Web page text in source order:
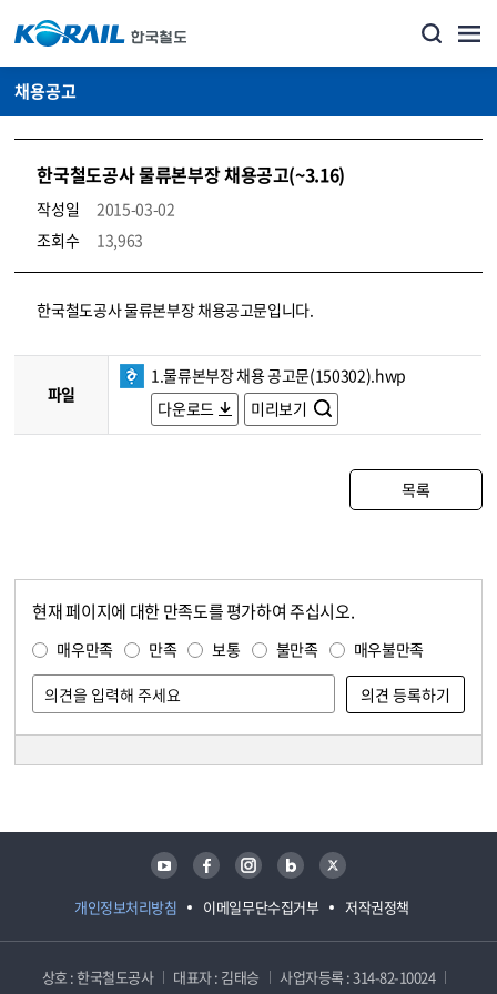
채용공고
한국철도공사 물류본부장 채용공고(~3.16)
작성일
2015-03-02
조회수
13,963
코레일소개_경영공시_채용공고 상세보기 – 내용, 파일, 담당자 연락처로 구성
한국철도공사 물류본부장 채용공고문입니다.
파일
1.물류본부장 채용 공고문(150302).hwp
다운로드
미리보기
목록
현재 페이지에 대한 만족도를 평가하여 주십시오.
매우만족 만족 보통 불만족 매우불만족
개인정보처리방침 이메일무단수집거부 저작권정책
유튜브 페이스북 인스타그램 블로그 트위터
상호 : 한국철도공사 대표자 : 김태승
사업자등록 : 314-82-10024